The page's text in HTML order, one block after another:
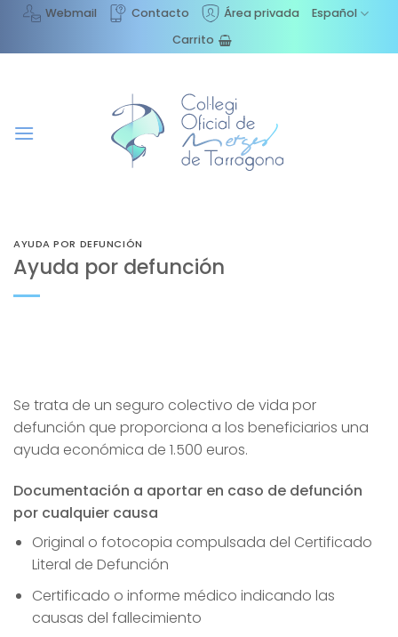
Saltar
contenido
Webmail Contacto Área privada
Español
Carrito
AYUDA POR DEFUNCIÓN
Ayuda por defunción
Se trata de un seguro colectivo de vida por
defunción que proporciona a los beneficiarios una
ayuda económica de 1.500 euros.
Documentación a aportar en caso de defunción
por cualquier causa
Original o fotocopia compulsada del Certificado
Literal de Defunción
Certificado o informe médico indicando las
causas del fallecimiento